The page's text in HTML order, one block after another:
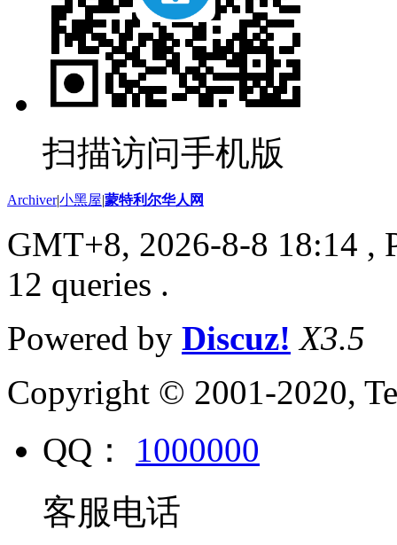
扫描访问手机版
Archiver|小黑屋|蒙特利尔华人网
GMT+8, 2026-8-8 18:14 ,
12 queries .
Powered by Discuz! X3.5
Copyright © 2001-2020,
QQ： 1000000
客服电话